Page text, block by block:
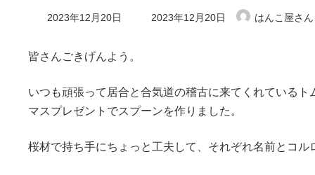
2023年12月20日
最
終
:
2023年12月20日 はんこ屋さん
皆さんごきげんよう。
いつも頑張って居合と合気道の稽古に来てくれている
マスプレゼントでスプーンを作りました。
桜材で持ち手にちょっと工夫して、それぞれ名前とコル